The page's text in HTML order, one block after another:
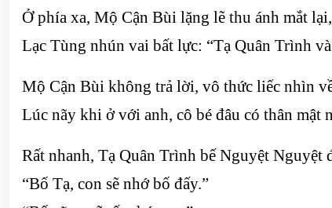
Ở phía xa, Mộ Cận Bùi lặng lẽ thu ánh mắt
Lạc Tùng nhún vai bất lực: “Tạ Quân Trình
Mộ Cận Bùi không trả lời, vô thức liếc nhìn
Lúc nãy khi ở với anh, cô bé đâu có thân mật
Rất nhanh, Tạ Quân Trình bế Nguyệt
“Bố Tạ, con sẽ nhớ bố đấy.”